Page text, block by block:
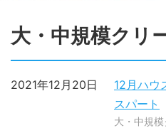
大・中規模クリ
12月ハウ
スパート
2021年12月20日
大・中規